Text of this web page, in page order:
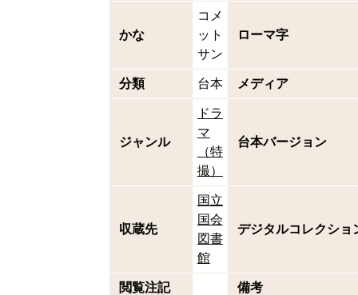
かな
コメ
ット
サン
ローマ字
分類 台本 メディア
ジャンル
ドラ
マ
（特
撮）
台本バージョン
収蔵先
国立
国会
図書
館
デジタルコレクショ
閲覧注記 備考